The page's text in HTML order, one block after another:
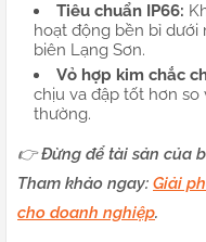
Tiêu chuẩn IP66:
hoạt động bền bỉ
biên Lạng Sơn.
Vỏ hợp kim chắc
chịu va đập tốt hơn
thường.
👉 Đừng để tài sản của
Tham khảo ngay: Giải
cho doanh nghiệp.